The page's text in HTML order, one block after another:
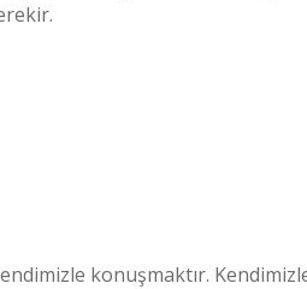
konuşmaktır.